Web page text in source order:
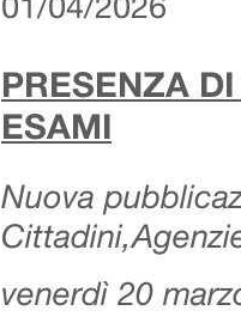
PRESENZA
ESAMI
Nuova
venerdì 20